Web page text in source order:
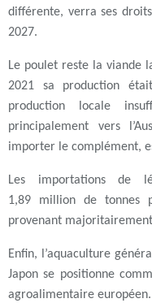
différente, verra ses
2027.
Le poulet reste la viande
2021 sa production
production locale
principalement vers
importer le complément,
Les importations de
1,89 million de tonnes
provenant
Enfin, l’aquaculture
Japon se positionne
agroalimentaire européen.